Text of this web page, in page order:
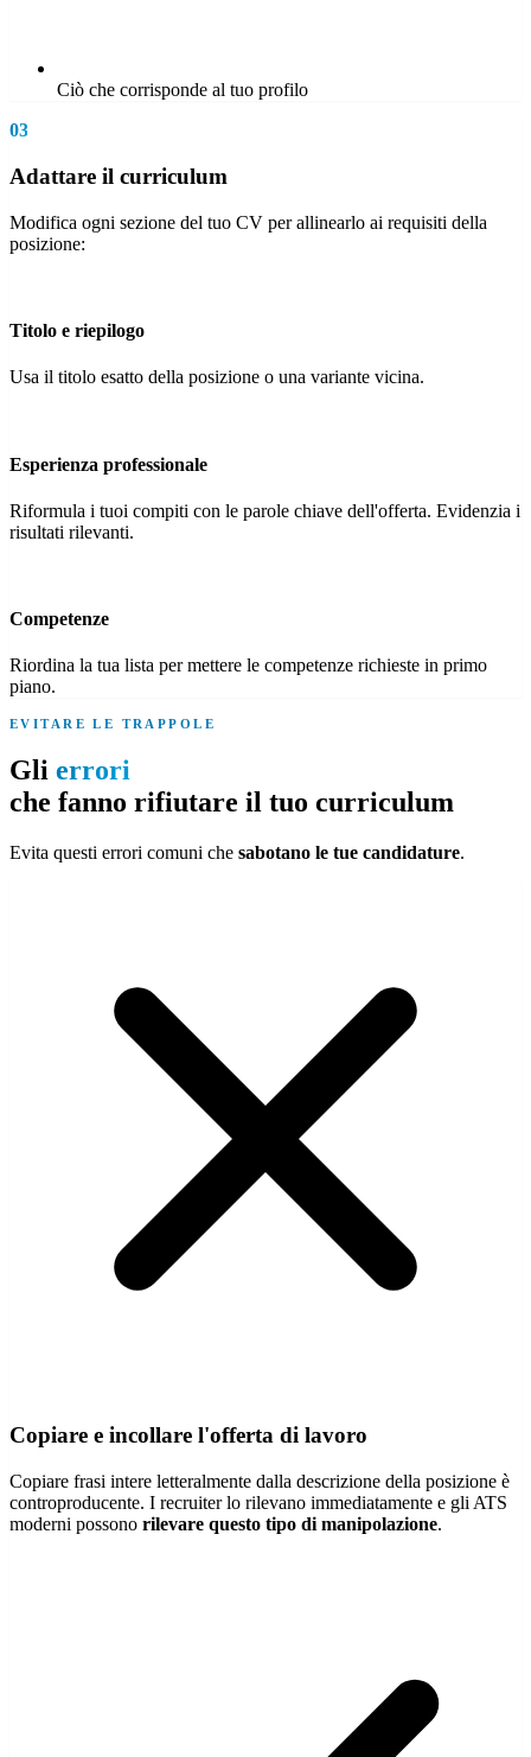
Ciò che corrisponde al tuo profilo
03
Adattare il curriculum
Modifica ogni sezione del tuo CV per allinearlo ai requisiti della
posizione:
Titolo e riepilogo
Usa il titolo esatto della posizione o una variante vicina.
Esperienza professionale
Riformula i tuoi compiti con le parole chiave dell'offerta. Evidenzia i
risultati rilevanti.
Competenze
Riordina la tua lista per mettere le competenze richieste in primo
piano.
EVITARE LE TRAPPOLE
Gli errori
che fanno rifiutare il tuo curriculum
Evita questi errori comuni che sabotano le tue candidature.
Copiare e incollare l'offerta di lavoro
Copiare frasi intere letteralmente dalla descrizione della posizione è
controproducente. I recruiter lo rilevano immediatamente e gli ATS
moderni possono rilevare questo tipo di manipolazione.